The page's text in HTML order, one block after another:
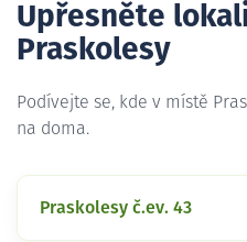
Upřesněte
Praskolesy
Podívejte se, kde v místě
na doma.
Praskolesy č.ev. 43